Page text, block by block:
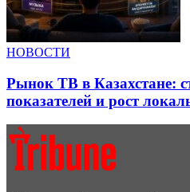
НОВОСТИ
Рынок ТВ в Казахстане:
показателей и рост